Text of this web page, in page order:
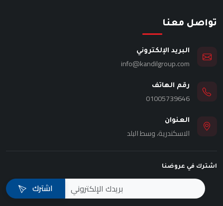
تواصل معنا
البريد الإلكتروني
info@kandilgroup.com
رقم الهاتف
01005739646
العنوان
الاسكندرية، وسط البلد
اشترك في عروضنا
اشترك